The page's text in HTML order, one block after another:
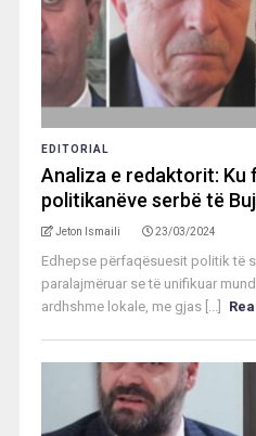
EDITORIAL
Analiza e redaktorit: Ku
politikanëve serbë të
Jeton Ismaili 23/03/2024
Edhepse përfaqësuesit politik të
paralajmëruar se të unifikuar
ardhshme lokale, me gjas [...]